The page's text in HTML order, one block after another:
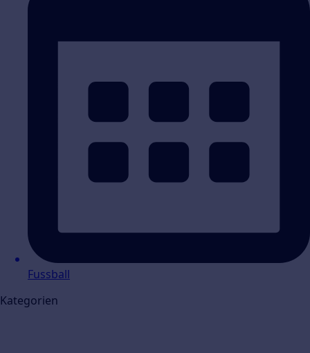
Fussball
Kategorien